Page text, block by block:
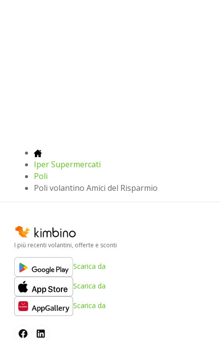
Iper Supermercati
Poli
Poli volantino Amici del Risparmio
I più recenti volantini, offerte e sconti
Scarica da
Scarica da
Scarica da